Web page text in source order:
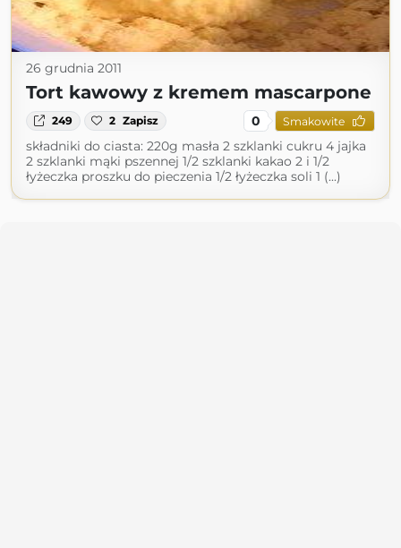
26 grudnia 2011
Tort kawowy z kremem mascarpone
249 2 Zapisz 0 Smakowite
składniki do ciasta: 220g masła 2 szklanki cukru 4 jajka
2 szklanki mąki pszennej 1/2 szklanki kakao 2 i 1/2
łyżeczka proszku do pieczenia 1/2 łyżeczka soli 1 (...)